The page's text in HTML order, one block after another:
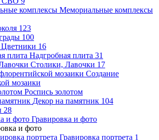
Мемориальные комплексы
123
100
Цветники 16
Надгробная плита 31
Столики, Лавочки 17
Создание
мозаики
Роспись золотом
Декор на памятник 104
28
Гравировка и фото
и фото
Гравировка портрета 1